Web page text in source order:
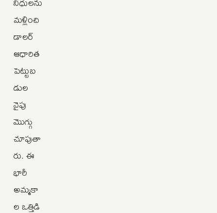
మళ్లించి
డాలర్
ఆధారిత
పెట్టుబ
డుల
వైపు
మొగ్గు
చూపుతా
రు. ఈ
భారీ
అమ్మకా
ల ఒత్తిడి